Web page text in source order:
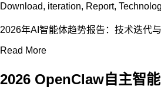
Download, iteration, Report,
2026年AI智能体趋势报告：技术迭代
Read More
2026 OpenClaw自主智